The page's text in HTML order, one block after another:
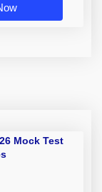
Mock Test